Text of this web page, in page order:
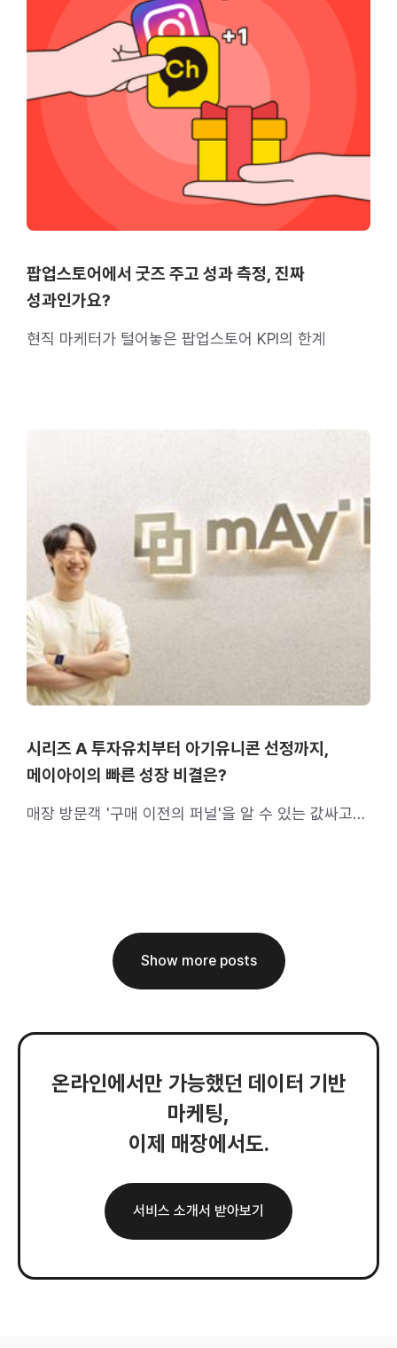
팝업스토어에서 굿즈 주고 성과 측정, 진짜
성과인가요?
현직 마케터가 털어놓은 팝업스토어 KPI의 한계
시리즈 A 투자유치부터 아기유니콘 선정까지,
메이아이의 빠른 성장 비결은?
매장 방문객 '구매 이전의 퍼널'을 알 수 있는 값싸고
Show more posts
온라인에서만 가능했던 데이터 기반
마케팅,
이제 매장에서도.
서비스 소개서 받아보기